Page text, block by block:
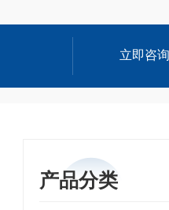
立即咨询
产品分类